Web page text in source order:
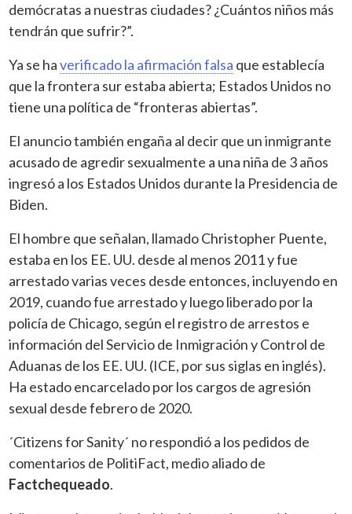
demócratas a nuestras ciudades? ¿Cuántos niños más
tendrán que sufrir?”.
Ya se haverificado la afirmación falsa que establecía
que la frontera surestaba abierta; Estados Unidos no
tiene una política de “fronteras abiertas”.
El anuncio también engaña al decir que un inmigrante
acusado de agredirsexualmente a una niña de 3 años
ingresó a los Estados Unidos durante la Presidencia de
Biden.
El hombre que señalan, llamado Christopher Puente,
estaba en los EE. UU. desde al menos 2011 y fue
arrestado varias veces desde entonces, incluyendo en
2019, cuando fue arrestado y luego liberado por la
policía de Chicago, según el registro de arrestos e
información del Servicio de Inmigración y Control de
Aduanas de los EE. UU. (ICE, por sus siglas en inglés).
Ha estado encarcelado por los cargos de agresión
sexual desde febrero de 2020.
´Citizens for Sanity´ no respondió a los pedidos de
comentarios de PolitiFact, medio aliado de
Factchequeado.